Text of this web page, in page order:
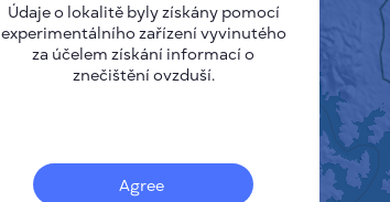
Údaje o lokalitě byly získány pomocí
experimentálního zařízení vyvinutého
za účelem získání informací o
znečištění ovzduší.
Agree